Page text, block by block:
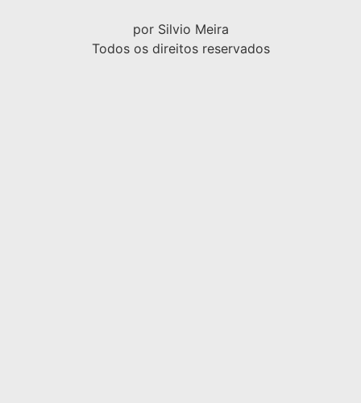
por Silvio Meira
Todos os direitos reservados